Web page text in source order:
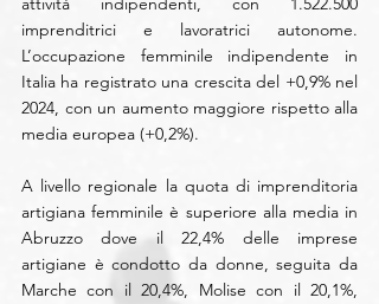
imprenditrici e lavoratrici autonome.
L’occupazione femminile indipendente in
Italia ha registrato una crescita del +0,9% nel
2024, con un aumento maggiore rispetto alla
media europea (+0,2%).
A livello regionale la quota di imprenditoria
artigiana femminile è superiore alla media in
Abruzzo dove il 22,4% delle imprese
artigiane è condotto da donne, seguita da
Marche con il 20,4%, Molise con il 20,1%,